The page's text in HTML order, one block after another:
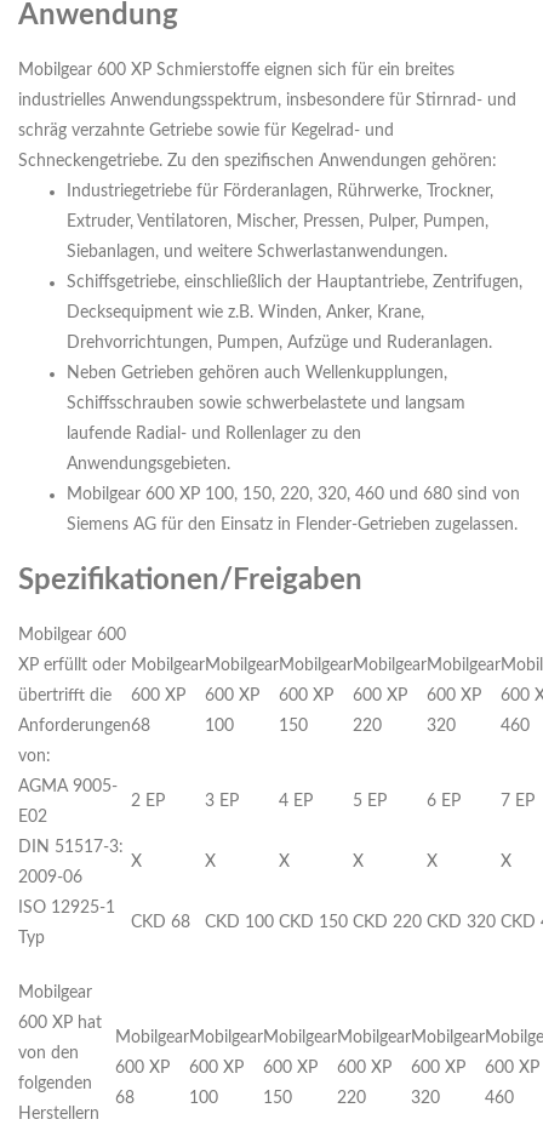
Anwendung
Mobilgear 600 XP Schmierstoffe eignen sich für ein breites
industrielles Anwendungsspektrum, insbesondere für Stirnrad- und
schräg verzahnte Getriebe sowie für Kegelrad- und
Schneckengetriebe. Zu den spezifischen Anwendungen gehören:
Industriegetriebe für Förderanlagen, Rührwerke, Trockner,
Extruder, Ventilatoren, Mischer, Pressen, Pulper, Pumpen,
Siebanlagen, und weitere Schwerlastanwendungen.
Schiffsgetriebe, einschließlich der Hauptantriebe, Zentrifugen,
Decksequipment wie z.B. Winden, Anker, Krane,
Drehvorrichtungen, Pumpen, Aufzüge und Ruderanlagen.
Neben Getrieben gehören auch Wellenkupplungen,
Schiffsschrauben sowie schwerbelastete und langsam
laufende Radial- und Rollenlager zu den
Anwendungsgebieten.
Mobilgear 600 XP 100, 150, 220, 320, 460 und 680 sind von
Siemens AG für den Einsatz in Flender-Getrieben zugelassen.
Spezifikationen/Freigaben
Mobilgear 600
XP erfüllt oder
übertrifft die
Anforderungen
von:
Mobilgear
600 XP
68
Mobilgear
600 XP
100
Mobilgear
600 XP
150
Mobilgear
600 XP
220
Mobilgear
600 XP
320
600
460
AGMA 9005-
E02
2 EP 3 EP 4 EP 5 EP 6 EP 7 EP
DIN 51517-3:
2009-06
X X X X X X
ISO 12925-1
Typ
CKD 68 CKD 100 CKD 150 CKD 220 CKD 320 CKD
Mobilgear
600 XP hat
von den
folgenden
Herstellern
Mobilgear
600 XP
68
Mobilgear
600 XP
100
Mobilgear
600 XP
150
Mobilgear
600 XP
220
Mobilgear
600 XP
320
600 XP
460